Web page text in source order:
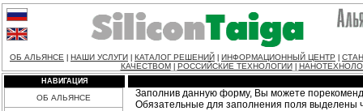
ОБ АЛЬЯНСЕ НАШИ УСЛУГИ КАТАЛОГ РЕШЕНИЙ ИНФОРМАЦИОННЫЙ ЦЕНТР
КАЧЕСТВОМ
РОССИЙСКИЕ ТЕХНОЛОГИИ
НАВИГАЦИЯ
ОБ АЛЬЯНСЕ
Заполнив данную форму, Вы можете
Обязательные для заполнения поля выделены